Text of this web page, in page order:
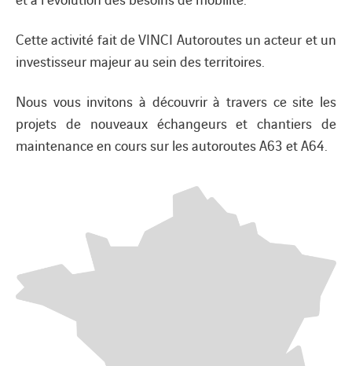
Cette activité fait de VINCI Autoroutes un acteur et un
investisseur majeur au sein des territoires.
Nous vous invitons à découvrir à travers ce site les
projets de nouveaux échangeurs et chantiers de
maintenance en cours sur les autoroutes A63 et A64.